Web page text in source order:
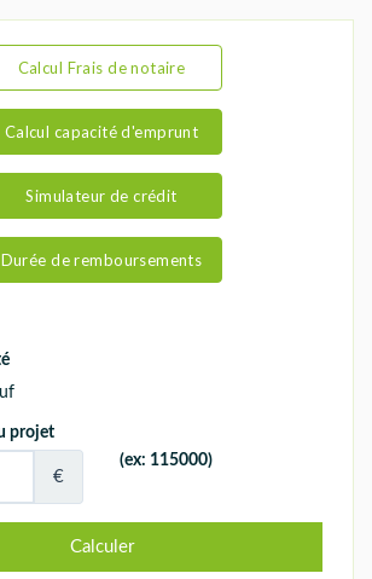
Calcul Frais de notaire
Calcul capacité d'emprunt
Simulateur de crédit
Durée de remboursements